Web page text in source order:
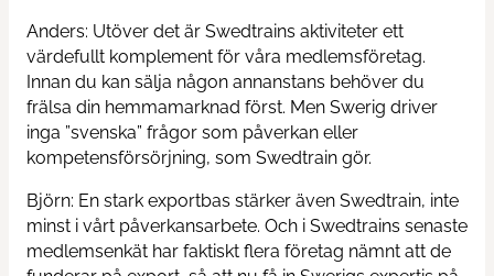
Anders: Utöver det är Swedtrains aktiviteter ett
värdefullt komplement för våra medlemsföretag.
Innan du kan sälja någon annanstans behöver du
frälsa din hemmamarknad först. Men Swerig driver
inga ”svenska” frågor som påverkan eller
kompetensförsörjning, som Swedtrain gör.
Björn: En stark exportbas stärker även Swedtrain, inte
minst i vårt påverkansarbete. Och i Swedtrains senaste
medlemsenkät har faktiskt flera företag nämnt att de